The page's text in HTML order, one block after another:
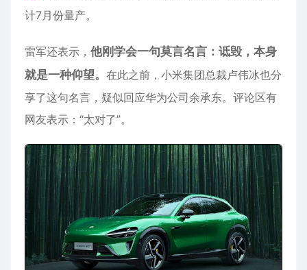
计7月份量产。
雷军还表示， 他刚学会一句莫言名言：诋毁，本身
就是一种仰望。 在此之前，小米集团总裁卢伟冰也分
享了这句名言，疑似回应华为公司余承东。评论区有
网友表示：“太对了”。